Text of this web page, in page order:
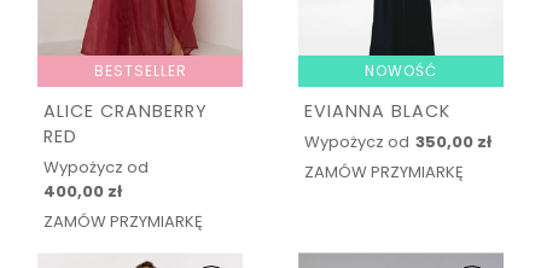
BESTSELLER
ALICE CRANBERRY
RED
Wypożycz od
400,00 zł
ZAMÓW PRZYMIARKĘ
NOWOŚĆ
EVIANNA BLACK
Wypożycz od 350,00 zł
ZAMÓW PRZYMIARKĘ